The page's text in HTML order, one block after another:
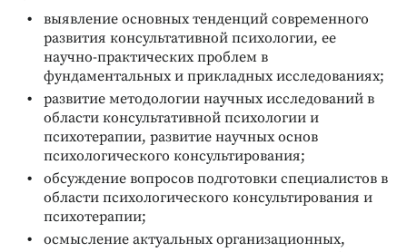
выявление основных тенденций современного
развития консультативной психологии, ее
научно-практических проблем в
фундаментальных и прикладных исследованиях;
развитие методологии научных исследований в
области консультативной психологии и
психотерапии, развитие научных основ
психологического консультирования;
обсуждение вопросов подготовки специалистов в
области психологического консультирования и
психотерапии;
осмысление актуальных организационных,